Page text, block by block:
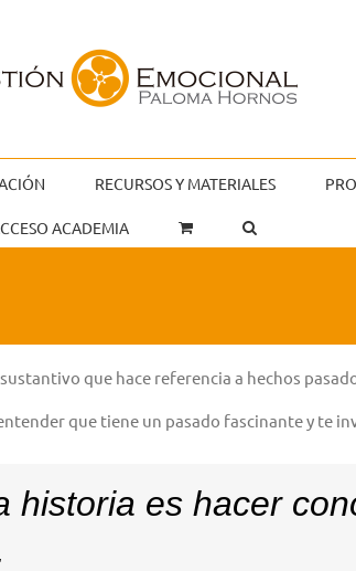
RECURSOS Y MATERIALES
ACADEMIA
que hace referencia a hechos
que tiene un pasado fascinante y te
historia es hacer